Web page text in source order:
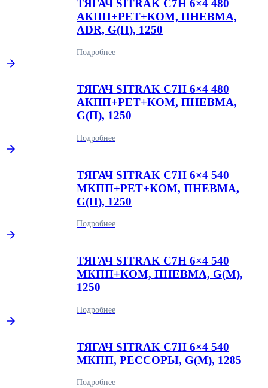
ТЯГАЧ SITRAK C7H 6×4 480
АКПП+РЕТ+КОМ, ПНЕВМА,
ADR, G(П), 1250
Подробнее
ТЯГАЧ SITRAK C7H 6×4 480
АКПП+РЕТ+КОМ, ПНЕВМА,
G(П), 1250
Подробнее
ТЯГАЧ SITRAK C7H 6×4 540
МКПП+РЕТ+КОМ, ПНЕВМА,
G(П), 1250
Подробнее
ТЯГАЧ SITRAK C7H 6×4 540
МКПП+КОМ, ПНЕВМА, G(М),
1250
Подробнее
ТЯГАЧ SITRAK C7H 6×4 540
МКПП, РЕССОРЫ, G(М), 1285
Подробнее